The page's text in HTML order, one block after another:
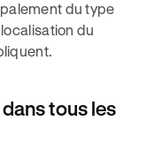
du type
du
tous les